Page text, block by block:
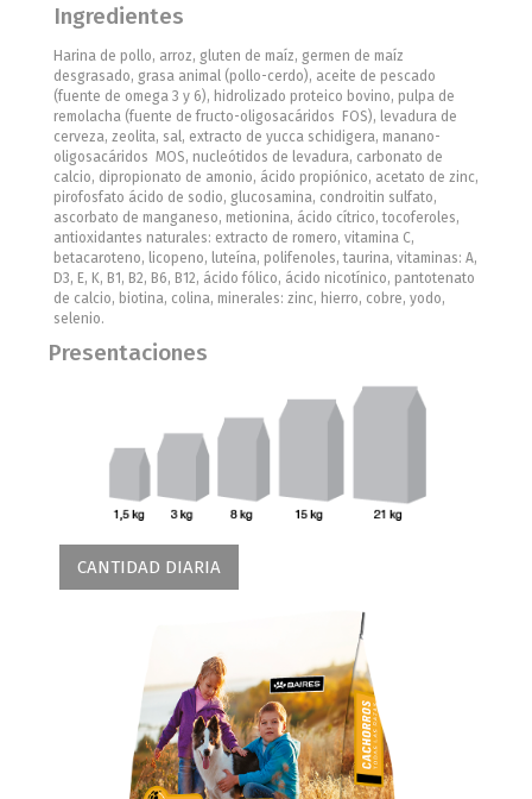
Ingredientes
Harina de pollo, arroz, gluten de maíz, germen de maíz
desgrasado, grasa animal (pollo-cerdo), aceite de pescado
(fuente de omega 3 y 6), hidrolizado proteico bovino, pulpa de
remolacha (fuente de fructo-oligosacáridos  FOS), levadura de
cerveza, zeolita, sal, extracto de yucca schidigera, manano-
oligosacáridos  MOS, nucleótidos de levadura, carbonato de
calcio, dipropionato de amonio, ácido propiónico, acetato de zinc,
pirofosfato ácido de sodio, glucosamina, condroitin sulfato,
ascorbato de manganeso, metionina, ácido cítrico, tocoferoles,
antioxidantes naturales: extracto de romero, vitamina C,
betacaroteno, licopeno, luteína, polifenoles, taurina, vitaminas: A,
D3, E, K, B1, B2, B6, B12, ácido fólico, ácido nicotínico, pantotenato
de calcio, biotina, colina, minerales: zinc, hierro, cobre, yodo,
selenio.
Presentaciones
CANTIDAD DIARIA